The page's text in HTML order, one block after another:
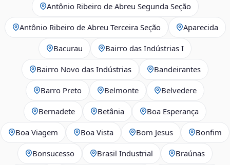
Antônio Ribeiro de Abreu Segunda Seção
Antônio Ribeiro de Abreu Terceira Seção Aparecida
Bacurau Bairro das Indústrias I
Bairro Novo das Indústrias Bandeirantes
Barro Preto Belmonte Belvedere
Bernadete Betânia Boa Esperança
Boa Viagem Boa Vista Bom Jesus Bonfim
Bonsucesso Brasil Industrial Braúnas